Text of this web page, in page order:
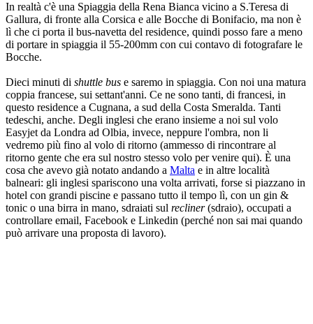
In realtà c'è una Spiaggia della Rena Bianca vicino a S.Teresa di
Gallura, di fronte alla Corsica e alle Bocche di Bonifacio, ma non è
lì che ci porta il bus-navetta del residence, quindi posso fare a meno
di portare in spiaggia il 55-200mm con cui contavo di fotografare le
Bocche.
Dieci minuti di shuttle bus e saremo in spiaggia. Con noi una matura
coppia francese, sui settant'anni. Ce ne sono tanti, di francesi, in
questo residence a Cugnana, a sud della Costa Smeralda. Tanti
tedeschi, anche. Degli inglesi che erano insieme a noi sul volo
Easyjet da Londra ad Olbia, invece, neppure l'ombra, non li
vedremo più fino al volo di ritorno (ammesso di rincontrare al
ritorno gente che era sul nostro stesso volo per venire qui). È una
cosa che avevo già notato andando a Malta e in altre località
balneari: gli inglesi spariscono una volta arrivati, forse si piazzano in
hotel con grandi piscine e passano tutto il tempo lì, con un gin &
tonic o una birra in mano, sdraiati sul recliner(sdraio), occupati a
controllare email, Facebook e Linkedin (perché non sai mai quando
può arrivare una proposta di lavoro).